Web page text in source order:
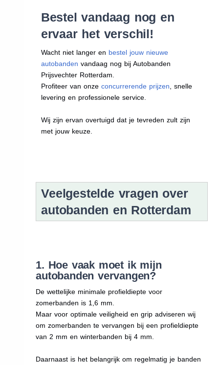
Bestel vandaag nog en
ervaar het verschil!
Wacht niet langer en bestel jouw nieuwe
autobanden vandaag nog bij Autobanden
Prijsvechter Rotterdam.
Profiteer van onze concurrerende prijzen , snelle
levering en professionele service.
Wij zijn ervan overtuigd dat je tevreden zult zijn
met jouw keuze.
Veelgestelde vragen over
autobanden en Rotterdam
1. Hoe vaak moet ik mijn
autobanden vervangen?
De wettelijke minimale profieldiepte voor
zomerbanden is 1,6 mm.
Maar voor optimale veiligheid en grip adviseren wij
om zomerbanden te vervangen bij een profieldiepte
van 2 mm en winterbanden bij 4 mm.
Daarnaast is het belangrijk om regelmatig je banden